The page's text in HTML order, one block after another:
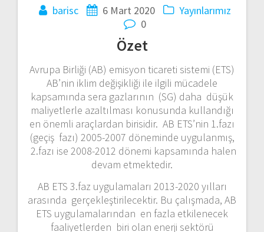
barisc 6 Mart 2020
Yayınlarımız
0
Özet
Avrupa Birliği (AB) emisyon ticareti sistemi (ETS)
AB’nin iklim değişikliği ile ilgili mücadele
kapsamında sera gazlarının (SG) daha düşük
maliyetlerle azaltılması konusunda kullandığı
en önemli araçlardan birisidir. AB ETS’nin 1.fazı
(geçiş fazı) 2005-2007 döneminde uygulanmış,
2.fazı ise 2008-2012 dönemi kapsamında halen
devam etmektedir.
AB ETS 3.faz uygulamaları 2013-2020 yılları
arasında gerçekleştirilecektir. Bu çalışmada, AB
ETS uygulamalarından en fazla etkilenecek
faaliyetlerden biri olan enerji sektörü